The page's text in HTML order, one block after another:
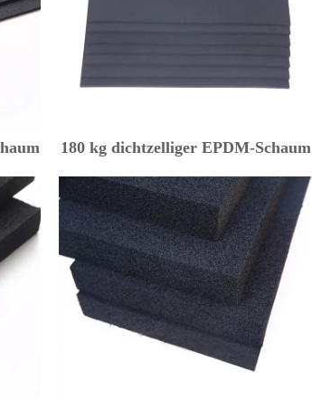
180 kg dichtzelliger EPDM-Schaum